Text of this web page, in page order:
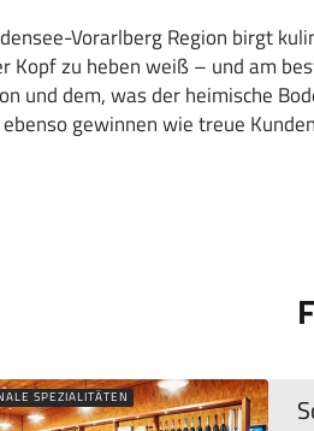
Vorarlberg Region birgt
Kopf zu heben weiß – und am
und dem, was der heimische
gewinnen wie treue
SPEZIALITÄTEN